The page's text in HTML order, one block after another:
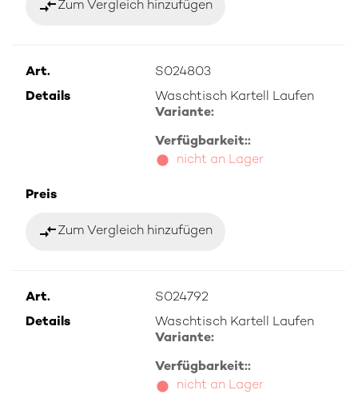
compare_arrowsZum Vergleich hinzufügen
Art.
S024803
Details
Waschtisch Kartell Laufen
Variante:
Verfügbarkeit::
nicht an Lager
Preis
compare_arrowsZum Vergleich hinzufügen
Art.
S024792
Details
Waschtisch Kartell Laufen
Variante:
Verfügbarkeit::
nicht an Lager